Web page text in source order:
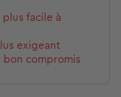
facile à
exigeant
compromis